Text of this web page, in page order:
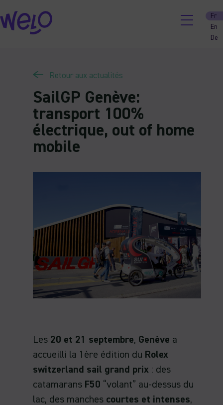
Skip
to
content
Fr
En
De
Retour aux actualités
SailGP Genève:
transport 100%
électrique, out of home
mobile
Les 20 et 21 septembre, Genève a
accueilli la 1ère édition du Rolex
switzerland sail grand prix : des
catamarans F50 “volant” au-dessus du
lac, des manches courtes et intenses,